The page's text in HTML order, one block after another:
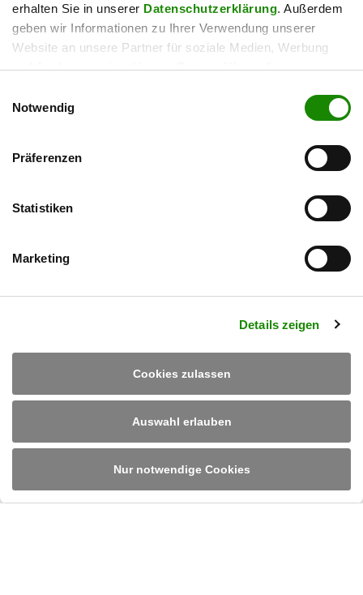
erhalten Sie in unserer Datenschutzerklärung. Außerdem
geben wir Informationen zu Ihrer Verwendung unserer
Website an unsere Partner für soziale Medien, Werbung
und Analysen weiter. Unsere Partner führen diese
zusammen, die Sie ihnen bereitgestellt haben oder die sie
im Rahmen Ihrer Nutzung der Dienste gesammelt haben.
Ihre Einwilligung zur Verwendung können Sie jederzeit hier
widerrufen.
Notwendig
Präferenzen
Statistiken
Marketing
Details zeigen
Cookies zulassen
Auswahl erlauben
Nur notwendige Cookies
Mit dem Absenden des Kontaktformulars verarbeiten und speichern wir Ihre
Im Altenschemel 55 D-67435 Neustadt/Weinstraße